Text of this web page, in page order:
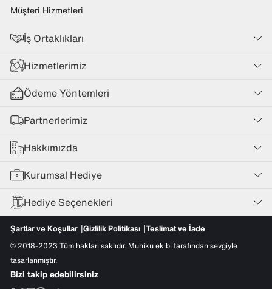
Müşteri Hizmetleri
İş Ortaklıkları
Hizmetlerimiz
Ödeme Yöntemleri
Partnerlerimiz
Hakkımızda
Kurumsal Hediye
Hediye Seçenekleri
Şartlar ve Koşullar Gizlilik Politikası Teslimat ve İade
© 2018-2023 Tüm hakları saklıdır. Muhiku ekibi tarafından sevgiyle
tasarlanmıştır.
Bizi takip edebilirsiniz